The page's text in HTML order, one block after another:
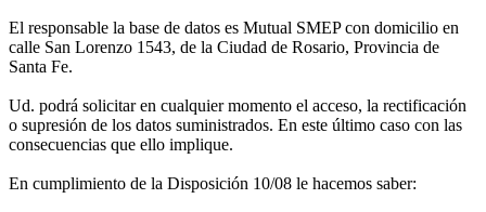
El responsable la base de datos es Mutual SMEP con domicilio en
calle San Lorenzo 1543, de la Ciudad de Rosario, Provincia de
Santa Fe.
Ud. podrá solicitar en cualquier momento el acceso, la rectificación
o supresión de los datos suministrados. En este último caso con las
consecuencias que ello implique.
En cumplimiento de la Disposición 10/08 le hacemos saber: